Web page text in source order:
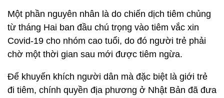
Một phần nguyên nhân là do chiến dịch tiêm chủng
từ tháng Hai ban đầu chú trọng vào tiêm vắc xin
Covid-19 cho nhóm cao tuổi, do đó người trẻ phải
chờ một thời gian sau mới được tiêm ngừa.
Để khuyến khích người dân mà đặc biệt là giới trẻ
đi tiêm, chính quyền địa phương ở Nhật Bản đã đưa